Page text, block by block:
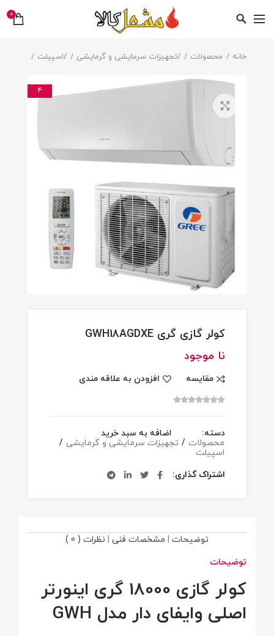
0
خانه محصولات /تجهیزات سرمایشی و گرمایشی /اسپیلت
4
کولر گازی گری GWH18AGDXE
نا موجود
مقایسه افزودن به علاقه مندی
اضافه به سبد خرید
دسته:
محصولات / تجهیزات سرمایشی و گرمایشی /
اسپیلت
اشتراک گذاری
توضیحات | مشخصات فنی | نظرات ( 0 )
توضیحات
کولر گازی 18000 گری اینورتر
اصلی وایفای دار مدل GWH